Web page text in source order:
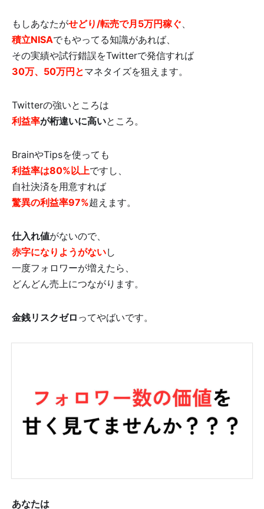
もしあなたがせどり/転売で月5万円稼ぐ
積立NISAでもやってる知識があれば、
その実績や試行錯誤をTwitterで発信すれば
30万、50万円とマネタイズを狙えます。
Twitterの強いところは
利益率が桁違いに高いところ。
BrainやTipsを使っても
利益率は80%以上ですし、
自社決済を用意すれば
驚異の利益率97%超えます。
仕入れ値がないので、
赤字になりようがないし
一度フォロワーが増えたら、
どんどん売上につながります。
金銭リスクゼロ ってやばいです。
あなたは